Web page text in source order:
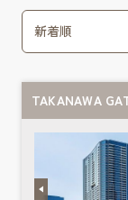
TAKANAWA